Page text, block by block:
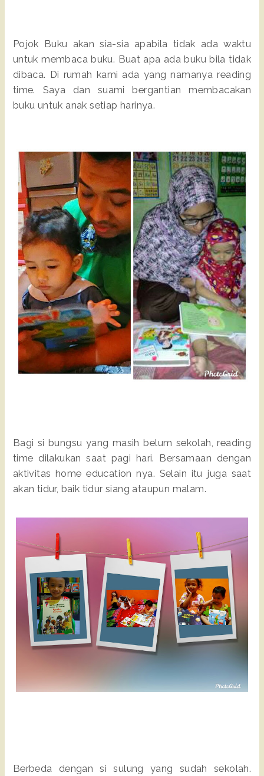
Pojok Buku akan sia-sia apabila tidak ada waktu
untuk membaca buku. Buat apa ada buku bila tidak
dibaca. Di rumah kami ada yang namanya reading
time. Saya dan suami bergantian membacakan
buku untuk anak setiap harinya.
Bagi si bungsu yang masih belum sekolah, reading
time dilakukan saat pagi hari. Bersamaan dengan
aktivitas home education nya. Selain itu juga saat
akan tidur, baik tidur siang ataupun malam.
Berbeda dengan si sulung yang sudah sekolah.